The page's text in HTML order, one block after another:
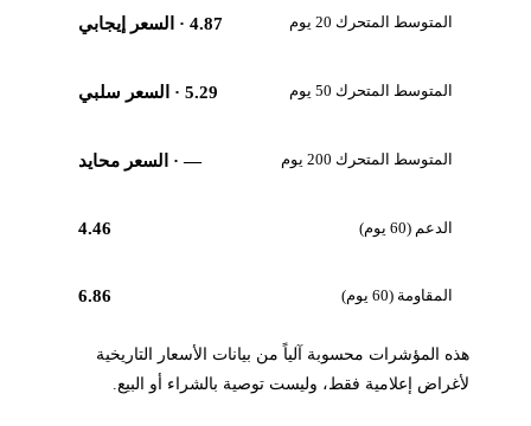
المتوسط المتحرك 20 يوم 4.87· السعر إيجابي
المتوسط المتحرك 50 يوم 5.29· السعر سلبي
المتوسط المتحرك 200 يوم —· السعر محايد
الدعم (60 يوم) 4.46
المقاومة (60 يوم) 6.86
هذه المؤشرات محسوبة آلياً من بيانات الأسعار التاريخية
لأغراض إعلامية فقط، وليست توصية بالشراء أو البيع.